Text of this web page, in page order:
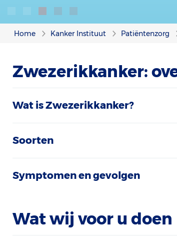
Home Kanker Instituut Patiëntenzorg
Zwezerikkanker:
Wat is Zwezerikkanker?
Soorten
Symptomen en gevolgen
Wat wij voor u doen